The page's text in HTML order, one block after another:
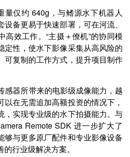
量仅约 640g，与鳍源水下机器人
备更易于快速部署，可在河流、
高效工作。“主摄＋僚机”的协同模
定性，使水下影像采集从高风险的
可复制的工作方式，提升项目制作
感器所带来的电影级成像能力，越
在无需追加高额投资的情况下，
，实现专业级的水下拍摄能力。与
Remote SDK 进一步扩大了
够与更多原厂配件和专业影像设备
行业级解决方案。